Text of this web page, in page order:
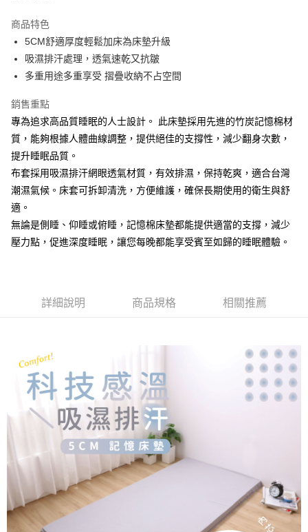
街口支付
悠遊付
全盈+PAY
大哥付你分期
相關說明
【大哥付你分期使用說明】
1.本服務由台灣大哥大提供，台灣大哥大用戶可立即使用無須另外申請。
2.付款方式選擇「大哥付你分期」，訂單成立後會自動跳轉到大哥付的交易
流程，驗證手機門號後，選擇欲分期的期數、繳款截止日，確認付款後即完
成交易。
4.訂單成立30分鐘內，如未前往確認交易或遇審核未通過，訂單將自動取
1.分期款項不併入電信帳單，「大哥付你分期」於每月結算日後寄送繳費提
醒簡訊。
【注意事項】
1.本服務係由「台灣大哥大股份有限公司」（以下簡稱本公司）所提供，讓
用戶於交易時，得透過本服務購買商品或服務，並由商店將買賣／分期付款
買賣價金債權讓與本公司後，依約使用本公司帳單繳交帳款。
2.基於同意付款使用「大哥付你分期」之契約關係目的，商店將以您的個人
資料（包含姓名、電話或地址）提供予台灣大哥大進項蒐集、處理及利用，
由本公司與您本人進行分期帳單所需資料之確認、核對及更正。
3.完整用戶服務條款，請詳閱以下連結： https://oppay.tw/userRule
【關於「AFTEE先享後付」】
AFTEE先享後付是「在收到商品之後才付款」的支付方式。 讓您購物簡單
便利好安心！
【「AFTEE先享後付」結帳流程】
３．收到繳費通知簡訊後14天內，點擊此簡訊中的連結，可透過四大超商／
ATM／網路銀行／等多元方式進行付款，方視為交易完成。
※ 請注意：結帳手續完成當下不需立刻繳費，但若您需要取消訂單，請聯絡
購買商品的店家。未經商家同意取消之訂單仍視為有效，需透過AFTEE先享
後付繳納相關費用。
※ 交易是否成功請以「AFTEE先享後付 」之結帳頁面顯示為準，若有關於
是否繳費成功／繳費後需取消欲退款等相關疑問，請聯繫「AFTEE先享後付
客戶支援中心」https://netprotections.freshdesk.com/support/home
【注意事項】
１．透過由恩沛科技股份有限公司提供之「AFTEE先享後付」服務完成之交
易，需依本服務之必要範圍內提供個人資料，並將交易相關給付款項請求債
權轉讓予恩沛科技股份有限公司。
２．關於個人資料處理事宜，請瀏覽以下網址：
https://aftee.tw/terms/#terms3
ATM付款
每筆NT$150，滿NT$990(含以上)免運費
商品特色
5CM舒適厚度輕鬆加床為床墊升級
吸濕排汗處理，透氣速乾又抗皺
多重用途多重享受 摺疊收納不占空間
銷售重點
專為追求高品質睡眠的人士設計。 此床墊採用先進的竹炭記憶棉材
質，能夠根據人體曲線調整，提供絕佳的支撐性，減少翻身次數，
提升睡眠品質。
布套採用吸濕排汗網眼透氣材質，有效排濕，保持乾爽，適合台灣
潮濕氣候。床套可拆卸清洗，方便維護，確保長期使用的衛生與舒
適。
無論是側睡、仰睡或俯睡，記憶棉床墊都能提供適當的支撐，減少
壓力點，促進深度睡眠，讓您每晚都能享受賓至如歸的睡眠體驗。
詳細說明 商品規格 相關推薦